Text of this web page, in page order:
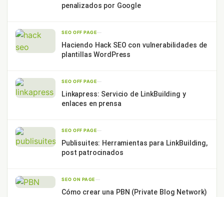
penalizados por Google
SEO OFF PAGE—
Haciendo Hack SEO con vulnerabilidades de
plantillas WordPress
SEO OFF PAGE—
Linkapress: Servicio de LinkBuilding y
enlaces en prensa
SEO OFF PAGE—
Publisuites: Herramientas para LinkBuilding,
post patrocinados
SEO ON PAGE—
Cómo crear una PBN (Private Blog Network)